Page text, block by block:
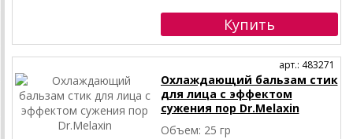
арт.: 483271
Охлаждающий бальзам стик
для лица с эффектом
сужения пор Dr.Melaxin
Объем: 25 гр